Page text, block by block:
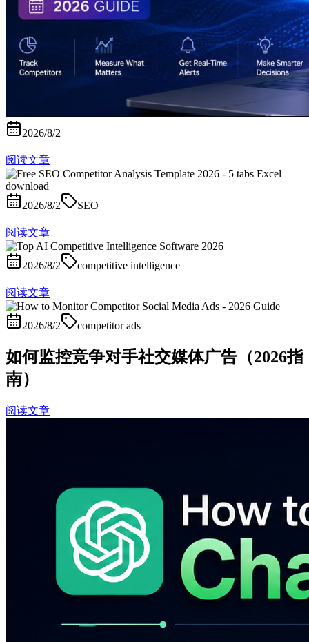
2026/8/2
阅读文章
2026/8/2 SEO
阅读文章
2026/8/2 competitive intelligence
阅读文章
2026/8/2 competitor ads
如何监控竞争对手社交媒体广告（2026指
南）
阅读文章